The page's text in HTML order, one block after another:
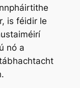
is féidir le
nó a